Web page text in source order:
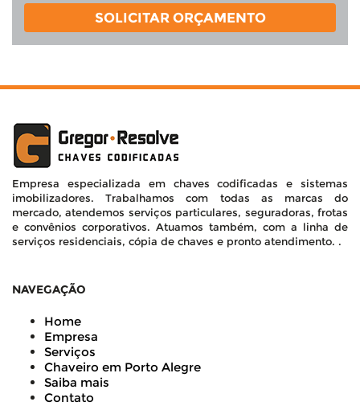
SOLICITAR ORÇAMENTO
Empresa especializada em chaves codificadas e sistemas
imobilizadores. Trabalhamos com todas as marcas do
mercado, atendemos serviços particulares, seguradoras, frotas
e convênios corporativos. Atuamos também, com a linha de
serviços residenciais, cópia de chaves e pronto atendimento. .
NAVEGAÇÃO
Home
Empresa
Serviços
Chaveiro em Porto Alegre
Saiba mais
Contato